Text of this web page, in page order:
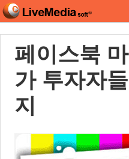
라이브미디어소프트 제품 및 서
페밀리 사이트
페이스북
가 투자자
지